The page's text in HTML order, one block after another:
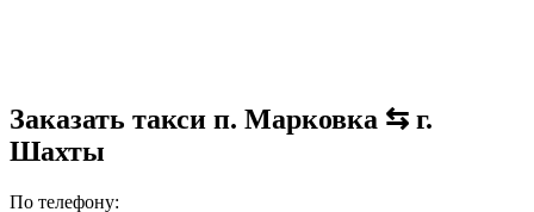
Заказать такси п. Марковка ⇆ г.
Шахты
По телефону: